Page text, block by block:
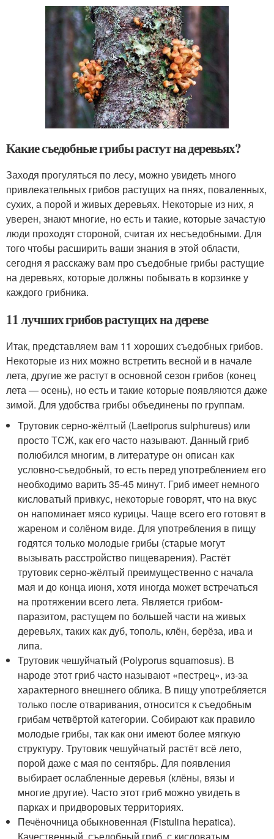
Какие съедобные грибы растут на деревьях?
Заходя прогуляться по лесу, можно увидеть много
привлекательных грибов растущих на пнях, поваленных,
сухих, а порой и живых деревьях. Некоторые из них, я
уверен, знают многие, но есть и такие, которые зачастую
люди проходят стороной, считая их несъедобными. Для
того чтобы расширить ваши знания в этой области,
сегодня я расскажу вам про съедобные грибы растущие
на деревьях, которые должны побывать в корзинке у
каждого грибника.
11 лучших грибов растущих на дереве
Итак, представляем вам 11 хороших съедобных грибов.
Некоторые из них можно встретить весной и в начале
лета, другие же растут в основной сезон грибов (конец
лета — осень), но есть и такие которые появляются даже
зимой. Для удобства грибы объединены по группам.
Трутовик серно-жёлтый (Laetiporus sulphureus) или
просто ТСЖ, как его часто называют. Данный гриб
полюбился многим, в литературе он описан как
условно-съедобный, то есть перед употрeблением его
необходимо варить 35-45 минут. Гриб имеет немного
кисловатый привкус, некоторые говорят, что на вкус
он напоминает мясо курицы. Чаще всего его готовят в
жареном и солёном виде. Для употрeбления в пищу
годятся только молодые грибы (старые могут
вызывать расстройство пищеварения). Растёт
трутовик серно-жёлтый преимущественно с начала
мая и до конца июня, хотя иногда может встречаться
на протяжении всего лета. Является грибом-
паразитом, растущем по большей части на живых
деревьях, таких как дуб, тополь, клён, берёза, ива и
липа.
Трутовик чешуйчатый (Polyporus squamosus). В
народе этот гриб часто называют «пестрец», из-за
характерного внешнего облика. В пищу употрeбляется
только после отваривания, относится к съедобным
грибам четвёртой категории. Собирают как правило
молодые грибы, так как они имеют более мягкую
структуру. Трутовик чешуйчатый растёт всё лето,
порой даже с мая по сентябрь. Для появления
выбирает ослабленные деревья (клёны, вязы и
многие другие). Часто этот гриб можно увидеть в
парках и придворовых территориях.
Печёночница обыкновенная (Fistulina hepatica).